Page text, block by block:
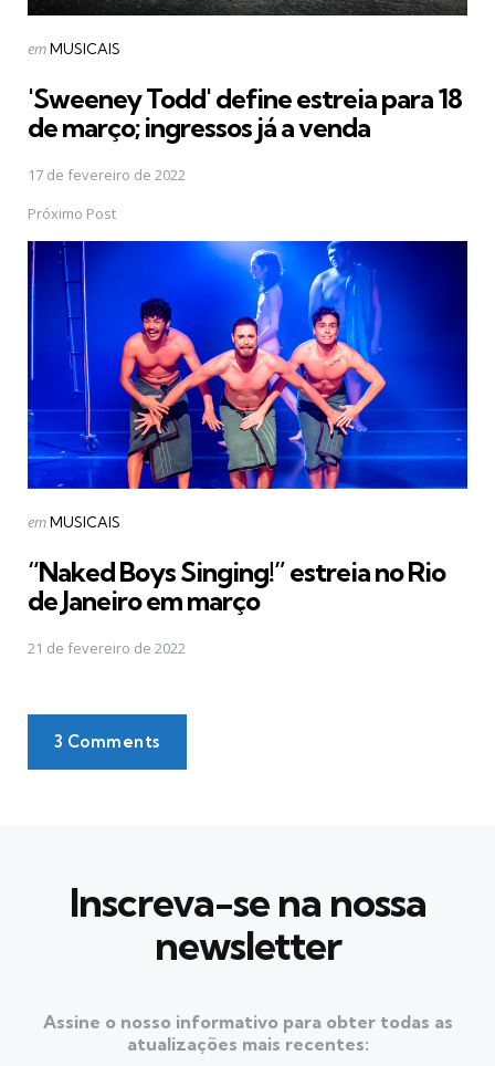
Postado
emMUSICAIS
'Sweeney Todd' define estreia para 18
de março; ingressos já a venda
17 de fevereiro de 2022
Próximo Post
Postado
emMUSICAIS
“Naked Boys Singing!” estreia no Rio
de Janeiro em março
21 de fevereiro de 2022
3 Comments
Inscreva-se na nossa
newsletter
Assine o nosso informativo para obter todas as
atualizações mais recentes: